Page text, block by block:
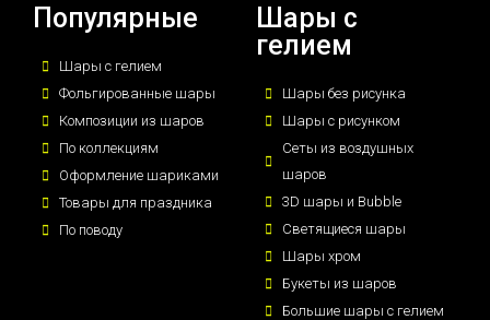
Популярные
Шары с гелием
Фольгированные шары
Композиции из шаров
По коллекциям
Оформление шариками
Товары для праздника
По поводу
Шары с
гелием
Шары без рисунка
Шары с рисунком
Сеты из воздушных
шаров
3D шары и Bubble
Светящиеся шары
Шары хром
Букеты из шаров
Большие шары с гелием